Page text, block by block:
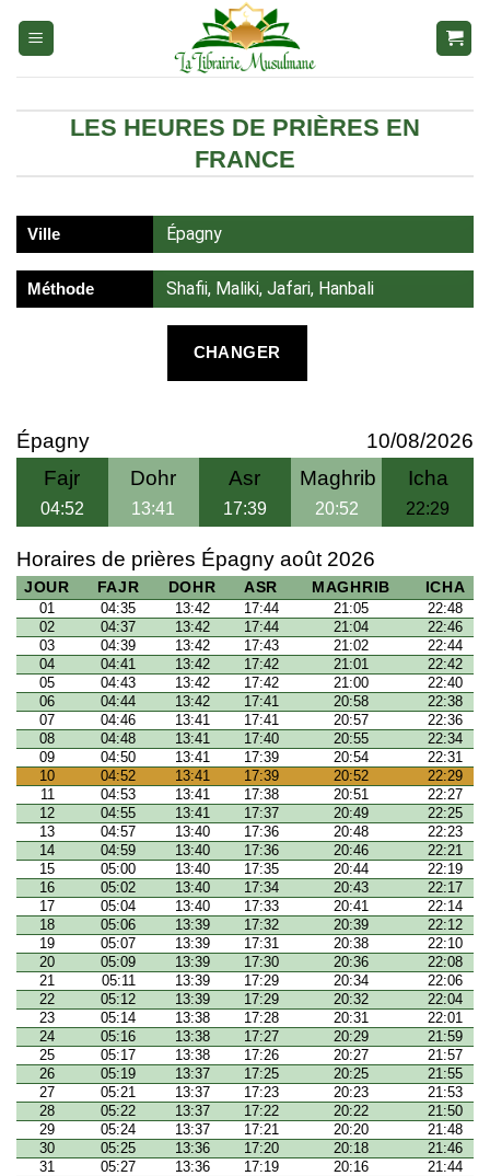
LES HEURES DE PRIÈRES EN
FRANCE
Ville Épagny
Méthode Shafii, Maliki, Jafari, Hanbali
CHANGER
Épagny
10/08/2026
Fajr
04:52
Dohr
13:41
Asr
17:39
Maghrib
20:52
Icha
22:29
Horaires de prières Épagny août 2026
JOUR FAJR DOHR ASR MAGHRIB ICHA
01 04:35 13:42 17:44 21:05
22:48
02
04:37 13:42 17:44 21:04
22:46
03
04:39 13:42 17:43 21:02
22:44
04
04:41 13:42 17:42 21:01
22:42
05
04:43 13:42 17:42 21:00
22:40
06
04:44 13:42 17:41 20:58
22:38
07
04:46 13:41 17:41 20:57
22:36
08
04:48 13:41 17:40 20:55
22:34
09
04:50 13:41 17:39 20:54
22:31
10
04:52 13:41 17:39 20:52
22:29
11
04:53 13:41 17:38 20:51
22:27
12
04:55 13:41 17:37 20:49
22:25
13
04:57 13:40 17:36 20:48
22:23
14
04:59 13:40 17:36 20:46
22:21
15
05:00 13:40 17:35 20:44
22:19
16
05:02 13:40 17:34 20:43
22:17
17
05:04 13:40 17:33 20:41
22:14
18
05:06 13:39 17:32 20:39
22:12
19
05:07 13:39 17:31 20:38
22:10
20
05:09 13:39 17:30 20:36
22:08
21
05:11 13:39 17:29 20:34
22:06
22
05:12 13:39 17:29 20:32
22:04
23
05:14 13:38 17:28 20:31
22:01
24
05:16 13:38 17:27 20:29
21:59
25
05:17 13:38 17:26 20:27
21:57
26
05:19 13:37 17:25 20:25
21:55
27
05:21 13:37 17:23 20:23
21:53
28
05:22 13:37 17:22 20:22
21:50
29
05:24 13:37 17:21 20:20
21:48
30
05:25 13:36 17:20 20:18
21:46
31
05:27 13:36 17:19 20:16 21:44